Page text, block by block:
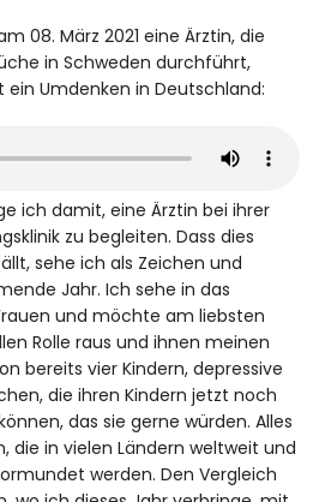
08. März 2021 eine Ärztin, die
in Schweden durchführt,
Umdenken in Deutschland:
ich damit, eine Ärztin bei ihrer
zu begleiten. Dass dies
sehe ich als Zeichen und
Jahr. Ich sehe in das
und möchte am liebsten
Rolle raus und ihnen meinen
bereits vier Kindern, depressive
die ihren Kindern jetzt noch
das sie gerne würden. Alles
die in vielen Ländern weltweit und
werden. Den Vergleich